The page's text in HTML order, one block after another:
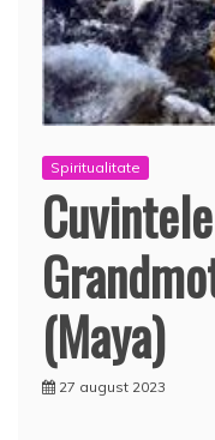
Spiritualitate
(Maya)
27 august 2023